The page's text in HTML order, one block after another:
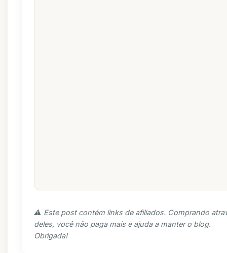
⚠️ Este post contém links de afiliados. Comprando
deles, você não paga mais e ajuda a manter o blog.
Obrigada!